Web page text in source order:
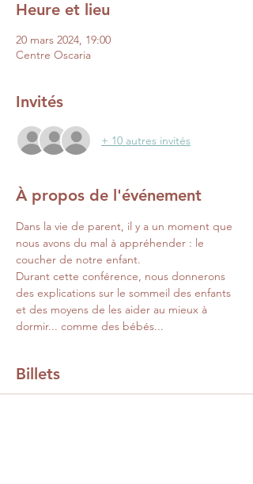
Heure et lieu
20 mars 2024, 19:00
Centre Oscaria
Invités
+ 10 autres invités
À propos de l'événement
Dans la vie de parent, il y a un moment que
nous avons du mal à appréhender : le
coucher de notre enfant.
Durant cette conférence, nous donnerons
des explications sur le sommeil des enfants
et des moyens de les aider au mieux à
dormir... comme des bébés...
Billets